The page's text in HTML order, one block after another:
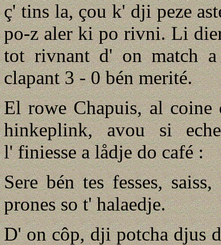
ç' tins la, çou k' dji peze
po-z aler ki po rivni. Li
tot rivnant d' on match
clapant 3 - 0 bén merité.
El rowe Chapuis, al
hinkeplink, avou si
l' finiesse a lådje do café :
Sere bén tes fesses,
prones so t' halaedje.
D' on côp, dji potcha djus